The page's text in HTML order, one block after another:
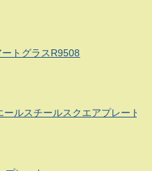
トグラスR9508
ルスチールスクエアプレート